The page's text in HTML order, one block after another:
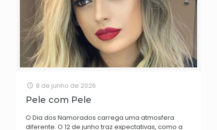
8 de junho de 2026
Pele com Pele
O Dia dos Namorados carrega uma atmosfera
diferente. O 12 de junho traz expectativas, como a